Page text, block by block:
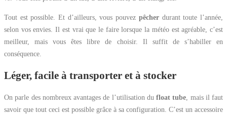
Tout est possible. Et d’ailleurs, vous pouvez pêcherdurant toute l’année,
selon vos envies. Il est vrai que le faire lorsque la météo est agréable, c’est
meilleur, mais vous êtes libre de choisir. Il suffit de s’habiller en
conséquence.
Léger, facile à transporter et à stocker
On parle des nombreux avantages de l’utilisation du float tube, mais il faut
savoir que tout ceci est possible grâce à sa configuration. C’est un accessoire